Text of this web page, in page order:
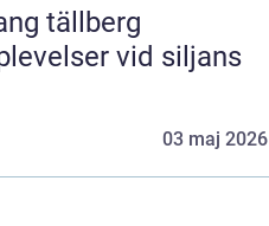
tällberg
vid siljans
03 maj 2026